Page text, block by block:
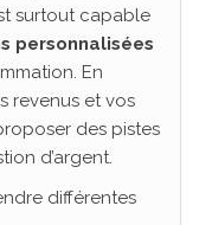
surtout capable
personnalisées
En
revenus et vos
des pistes
d’argent.
différentes